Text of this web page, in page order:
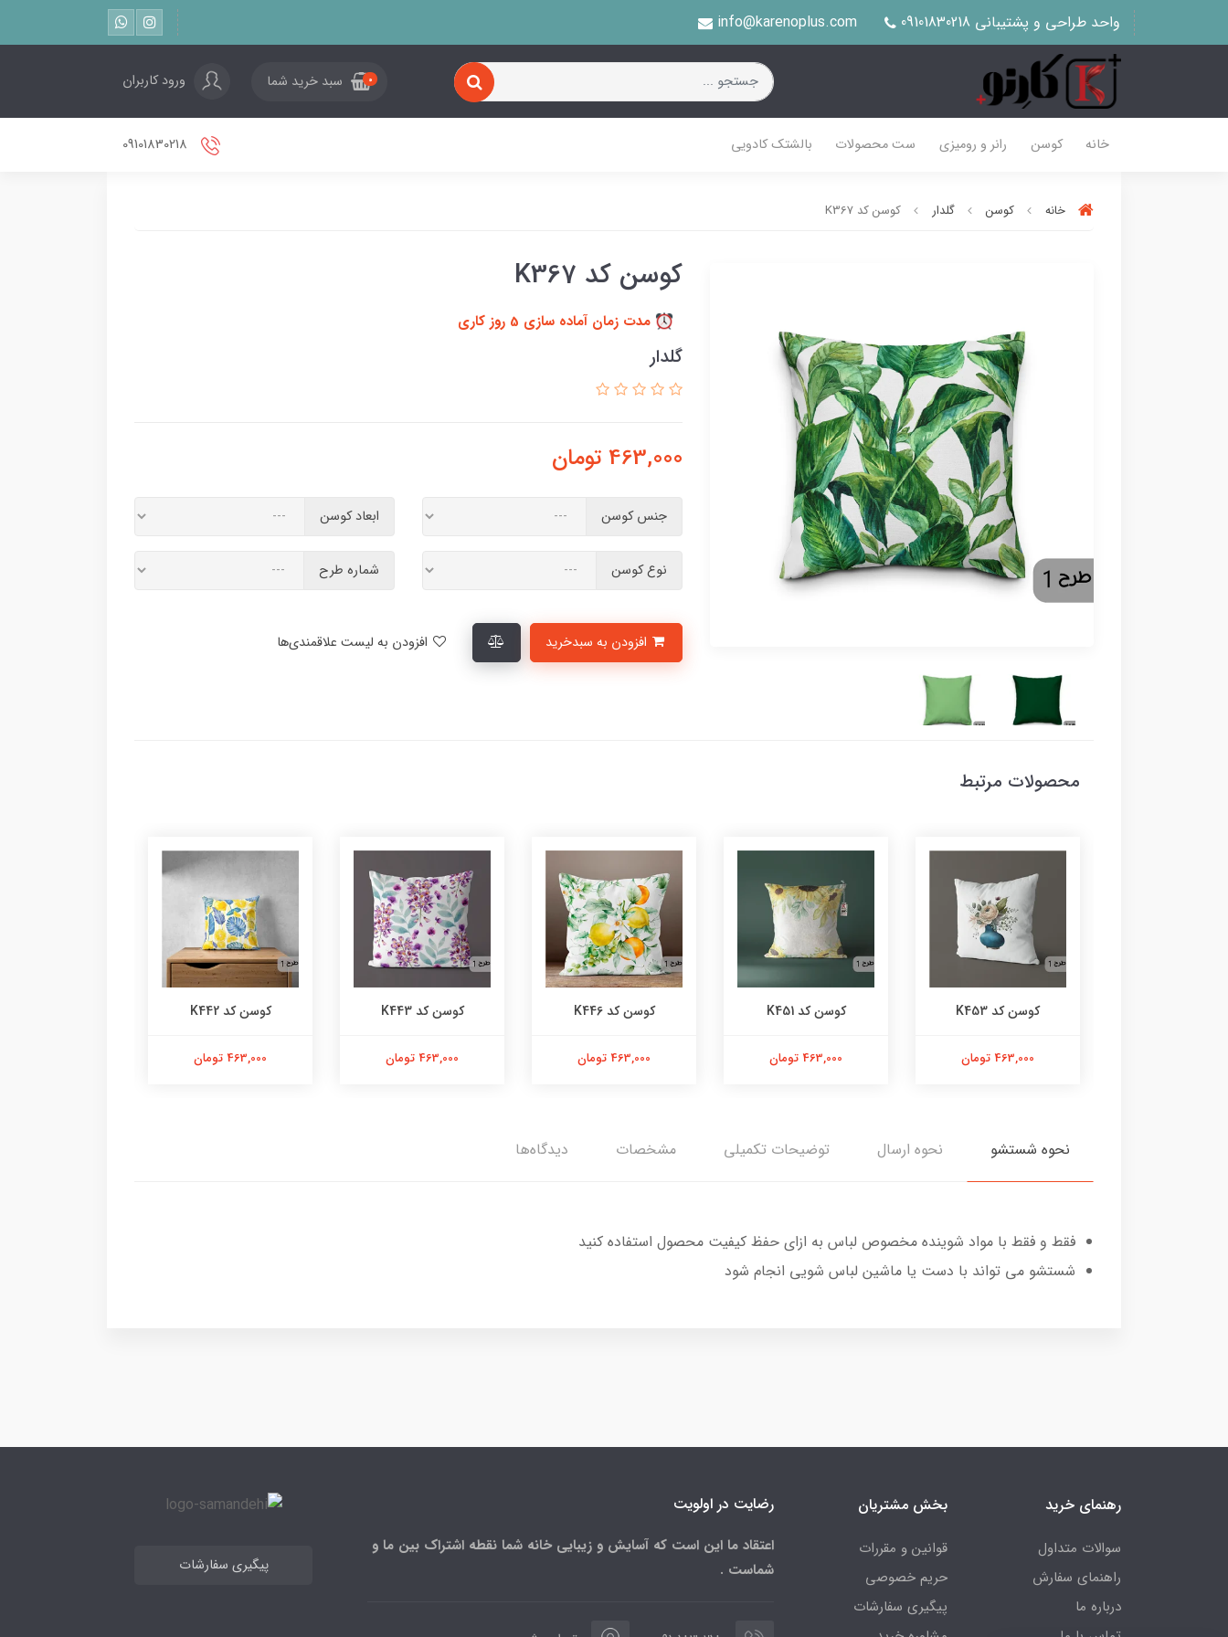
واحد طراحی و پشتیبانی 09101830218 info@karenoplus.com
0 سبد خرید شما ورود کاربران
خانه کوسن رانر و رومیزی ست محصولات بالشتک کادویی
خانه کوسن گلدار کوسن کد K367
کوسن کد K367
مدت زمان آماده سازی 5 روز کاری
گلدار
463,000 تومان
جنس کوسن ابعاد کوسن
نوع کوسن شماره طرح
محصولات مرتبط
کوسن کد K453
463,000 تومان
کوسن کد K451
463,000 تومان
کوسن کد K446
463,000 تومان
کوسن کد K443
463,000 تومان
کوسن کد K442
463,000 تومان
نحوه شستشو نحوه ارسال توضیحات تکمیلی مشخصات دیدگاه‌ها
فقط و فقط با مواد شوینده مخصوص لباس به ازای حفظ کیفیت محصول استفاده کنید
شستشو می تواند با دست یا ماشین لباس شویی انجام شود
رهنمای خرید
سوالات متداول
راهنمای سفارش
درباره ما
بخش مشتریان
قوانین و مقررات
حریم خصوصی
پیگیری سفارشات
رضایت در اولویت
اعتقاد ما این است که آسایش و زیبایی خانه شما نقطه اشتراک بین ما و
شماست .
پیگیری سفارشات